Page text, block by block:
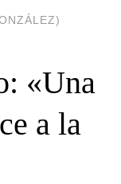
«Una
a la